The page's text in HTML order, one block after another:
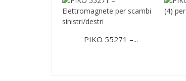
PIKO 55271 –...